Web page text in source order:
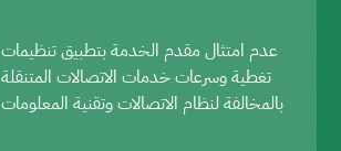
عدم امتثال مقدم الخدمة بتطبيق تنظيمات
تغطية وسرعات خدمات الاتصالات المتنقلة
بالمخالفة لنظام الاتصالات وتقنية المعلومات